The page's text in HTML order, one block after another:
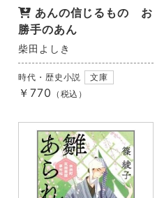
あんの信じるもの お
勝手のあん
柴田よしき
時代・歴史小説 文庫
￥770 （税込）